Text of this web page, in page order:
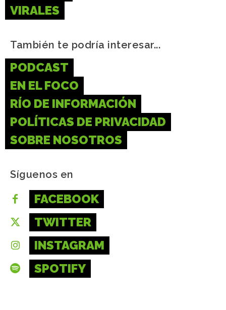
VIRALES
También te podría interesar...
PODCAST
EN EL FOCO
RÍO DE INFORMACIÓN
POLÍTICAS DE PRIVACIDAD
SOBRE NOSOTROS
Síguenos en
FACEBOOK
TWITTER
INSTAGRAM
SPOTIFY